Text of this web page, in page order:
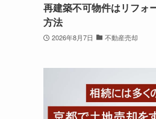
再建築不可物件はリフォ
方法
2026年8月7日 不動産売却